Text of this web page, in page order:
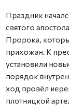
Праздник
святого
Пророка,
прихожан. К
установили
порядок
ход провёл
плотницкой